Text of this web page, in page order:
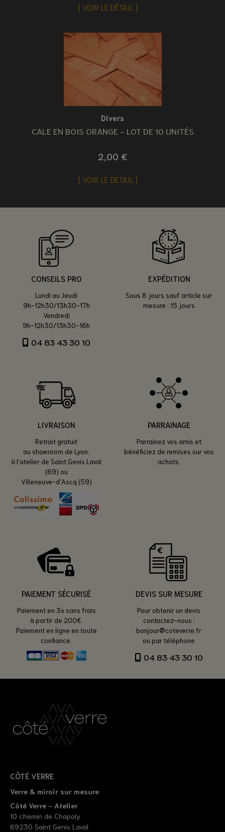
VOIR LE DÉTAIL
Divers
CALE EN BOIS ORANGE - LOT DE 10 UNITÉS
2,00 €
VOIR LE DÉTAIL
CONSEILS PRO
Lundi au Jeudi
9h-12h30/13h30-17h
Vendredi
9h-12h30/13h30-16h
04 83 43 30 10
EXPÉDITION
Sous 8 jours sauf article sur
mesure : 15 jours
LIVRAISON
Retrait gratuit
au showroom de Lyon,
à l'atelier de Saint Genis Laval
(69) ou
Villeneuve-d'Ascq (59)
PARRAINAGE
Parrainez vos amis et
bénéficiez de remises sur vos
achats.
PAIEMENT SÉCURISÉ
Paiement en 3x sans frais
à partir de 200€.
Paiement en ligne en toute
confiance.
DEVIS SUR MESURE
Pour obtenir un devis
contactez-nous :
bonjour@coteverre.fr
ou par téléphone
04 83 43 30 10
CÔTÉ VERRE
Verre & miroir sur mesure
Côté Verre - Atelier
10 chemin de Chapoly
69230 Saint Genis Laval